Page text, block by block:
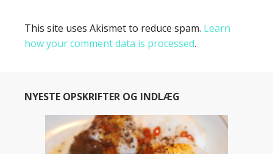
This site uses Akismet to reduce spam. Learn
how your comment data is processed.
NYESTE OPSKRIFTER OG INDLÆG